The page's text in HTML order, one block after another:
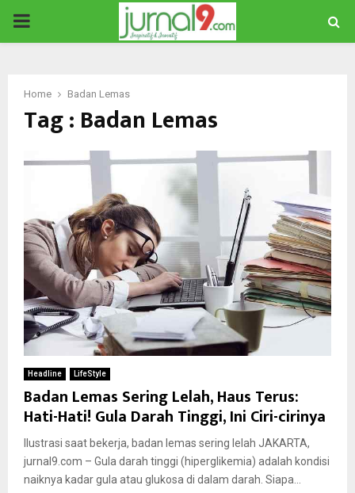
PRIMARY
Home Badan Lemas
Tag : Badan Lemas
Headline LifeStyle
Badan Lemas Sering Lelah, Haus Terus:
Hati-Hati! Gula Darah Tinggi, Ini Ciri-cirinya
Ilustrasi saat bekerja, badan lemas sering lelah JAKARTA,
jurnal9.com – Gula darah tinggi (hiperglikemia) adalah kondisi
naiknya kadar gula atau glukosa di dalam darah. Siapa...